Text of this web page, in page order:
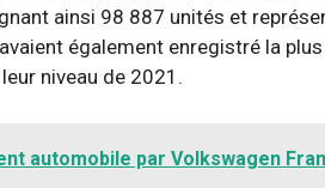
ainsi 98 887 unités et
également enregistré la
niveau de 2021.
automobile par Volkswagen